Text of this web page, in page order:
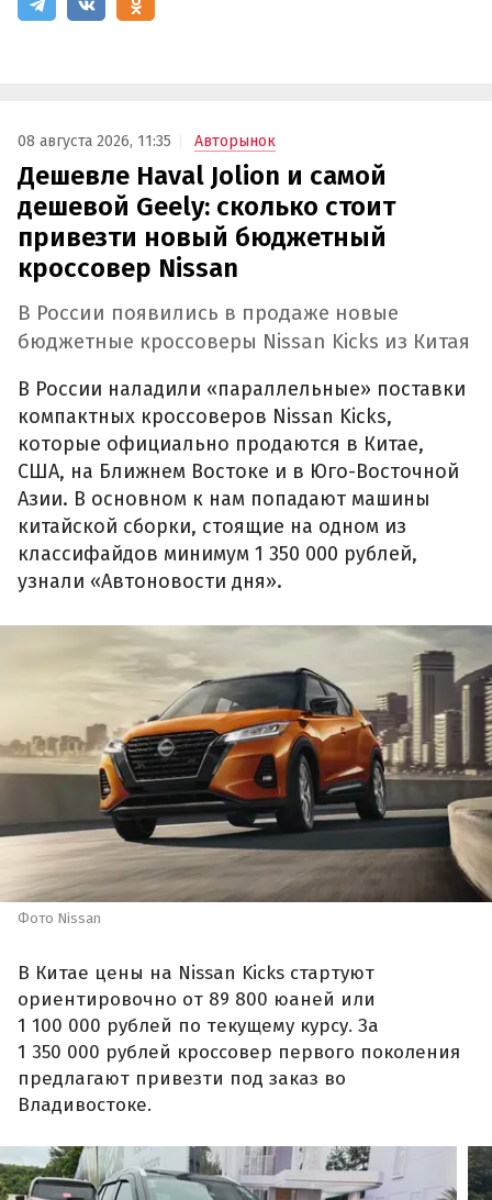
08 августа 2026, 11:35 Авторынок
Дешевле Haval Jolion и самой
дешевой Geely: сколько стоит
привезти новый бюджетный
кроссовер Nissan
В России появились в продаже новые
бюджетные кроссоверы Nissan Kicks из Китая
В России наладили «параллельные» поставки
компактных кроссоверов Nissan Kicks,
которые официально продаются в Китае,
США, на Ближнем Востоке и в Юго-Восточной
Азии. В основном к нам попадают машины
китайской сборки, стоящие на одном из
классифайдов минимум 1 350 000 рублей,
узнали «Автоновости дня».
Фото Nissan
В Китае цены на Nissan Kicks стартуют
ориентировочно от 89 800 юаней или
1 100 000 рублей по текущему курсу. За
1 350 000 рублей кроссовер первого поколения
предлагают привезти под заказ во
Владивостоке.